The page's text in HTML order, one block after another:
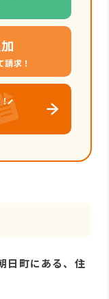
求！
日町にある、住